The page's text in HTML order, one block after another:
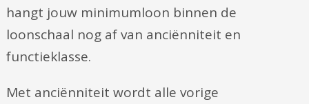
hangt jouw minimumloon binnen de
loonschaal nog af van anciënniteit en
functieklasse.
Met anciënniteit wordt alle vorige